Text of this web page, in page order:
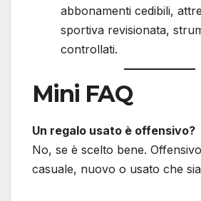
abbonamenti cedibili,
sportiva revisionata,
controllati.
Mini FAQ
Un regalo usato è offensivo?
No, se è scelto bene.
casuale, nuovo o usato che